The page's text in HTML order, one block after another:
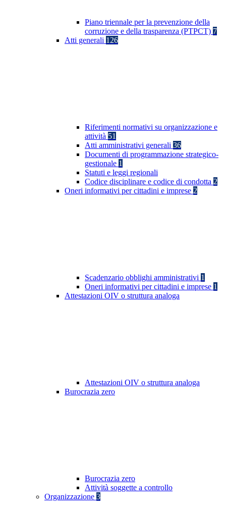
Piano triennale per la prevenzione della
corruzione e della trasparenza (PTPCT) 7
Atti generali 126
Riferimenti normativi su organizzazione e
attività 51
Atti amministrativi generali 36
Documenti di programmazione strategico-
gestionale 1
Statuti e leggi regionali
Codice disciplinare e codice di condotta 2
Oneri informativi per cittadini e imprese 2
Scadenzario obblighi amministrativi 1
Oneri informativi per cittadini e imprese 1
Attestazioni OIV o struttura analoga
Attestazioni OIV o struttura analoga
Burocrazia zero
Burocrazia zero
Attività soggette a controllo
Organizzazione 3